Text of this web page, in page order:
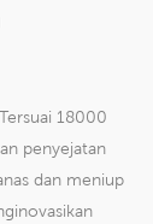
18000
penyejatan
dan meniup